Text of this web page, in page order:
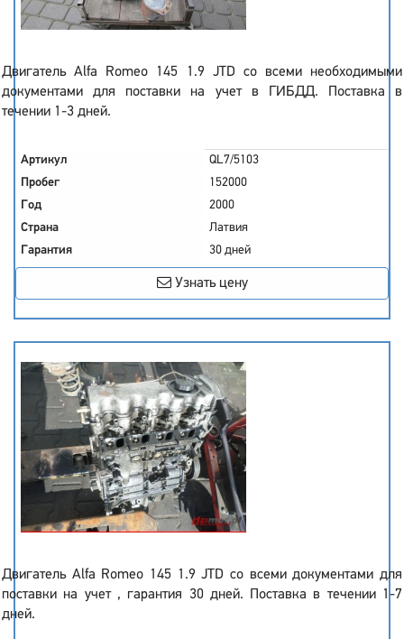
Двигатель Alfa Romeo 145 1.9 JTD со всеми необходимыми
документами для поставки на учет в ГИБДД. Поставка в
течении 1-3 дней.
Артикул
QL7/5103
Пробег
152000
Год
2000
Страна
Латвия
Гарантия
30 дней
Узнать цену
Двигатель Alfa Romeo 145 1.9 JTD со всеми документами для
поставки на учет , гарантия 30 дней. Поставка в течении 1-7
дней.